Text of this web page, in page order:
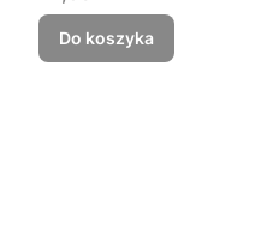
Do koszyka